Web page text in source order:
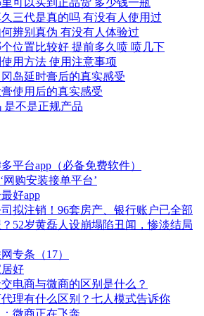
可以买到正品货 多少钱一瓶
三代是真的吗 有没有人使用过
辨别真伪 有没有人体验过
位置比较好 提前多久喷 喷几下
用方法 使用注意事项
岛延时膏后的真实感受
使用后的真实感受
是不是正规产品
平台app（必备免费软件）
网购安装接单平台’
好app
拟注销！96套房产、银行账户已全部
52岁黄磊人设崩塌陷丑闻，惨淡结局
专条（17）
好
电商与微商的区别是什么？
理有什么区别？七人模式告诉你